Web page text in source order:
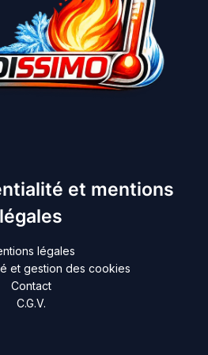
et mentions
légales
légales
et gestion des cookies
Contact
C.G.V.